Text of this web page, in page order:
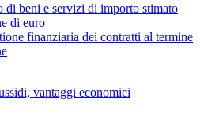
di beni e servizi di importo stimato
di euro
finanziaria dei contratti al termine
vantaggi economici